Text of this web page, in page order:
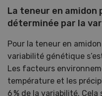
La teneur en amidon
déterminée par la
Pour la teneur en
variabilité génétique
Les facteurs
température et les
6 % de la variabilité.